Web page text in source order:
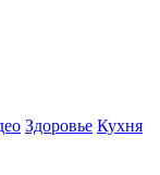
Здоровье Кухня